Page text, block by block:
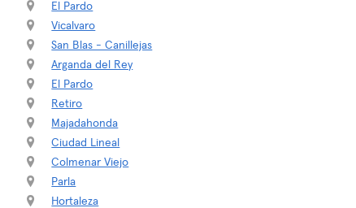
El Pardo
Vicalvaro
San Blas - Canillejas
Arganda del Rey
El Pardo
Retiro
Majadahonda
Ciudad Lineal
Colmenar Viejo
Parla
Hortaleza